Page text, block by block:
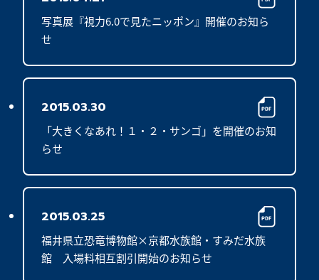
写真展『視力6.0で見たニッポン』開催のお知ら
せ
2015.03.30
「大きくなあれ！１・２・サンゴ」を開催のお知
らせ
2015.03.25
福井県立恐竜博物館×京都水族館・すみだ水族
館　入場料相互割引開始のお知らせ